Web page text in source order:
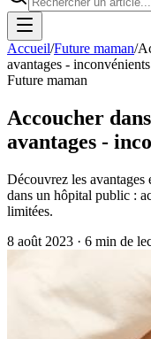
Accueil/Future maman/
avantages - inconvénients
Future maman
Accoucher
avantages -
Découvrez les
dans un hôpital public :
limitées.
8 août 2023 · 6 min de